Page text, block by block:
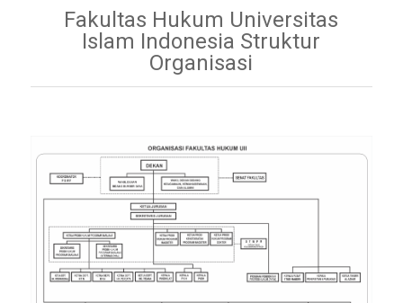
Fakultas Hukum Universitas
Islam Indonesia Struktur
Organisasi